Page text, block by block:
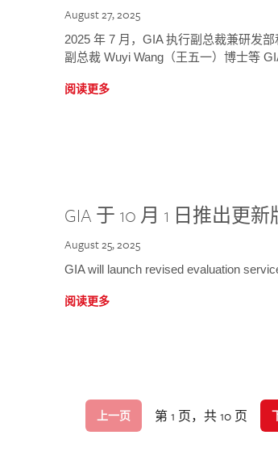
August 27, 2025
2025 年 7 月，GIA 执行副总裁兼研发
副总裁 Wuyi Wang（王五一）博士等
阅读更多
GIA 于 10 月 1 日推出更
August 25, 2025
GIA will launch revised evaluation
阅读更多
上一页 第 1 页，共 10 页